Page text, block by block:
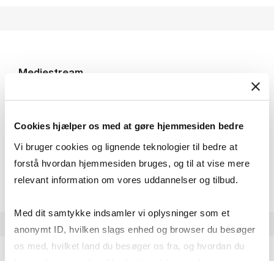
Cookies hjælper os med at gøre hjemmesiden bedre
Vi bruger cookies og lignende teknologier til bedre at
forstå hvordan hjemmesiden bruges, og til at vise mere
relevant information om vores uddannelser og tilbud.
Med dit samtykke indsamler vi oplysninger som et
anonymt ID, hvilken slags enhed og browser du besøger
os med, hvilket land du besøger os fra, og hvordan du
Me­di­e­stream
samt reklamefilm og danske aviser ældre end 100
Adgang: Log ind med WAYF
Open resource Mere info